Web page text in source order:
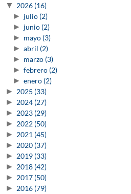
▼ 2026 (16)
► julio (2)
► junio (2)
► mayo (3)
► abril (2)
► marzo (3)
► febrero (2)
► enero (2)
► 2025 (33)
► 2024 (27)
► 2023 (29)
► 2022 (50)
► 2021 (45)
► 2020 (37)
► 2019 (33)
► 2018 (42)
► 2017 (50)
► 2016 (79)